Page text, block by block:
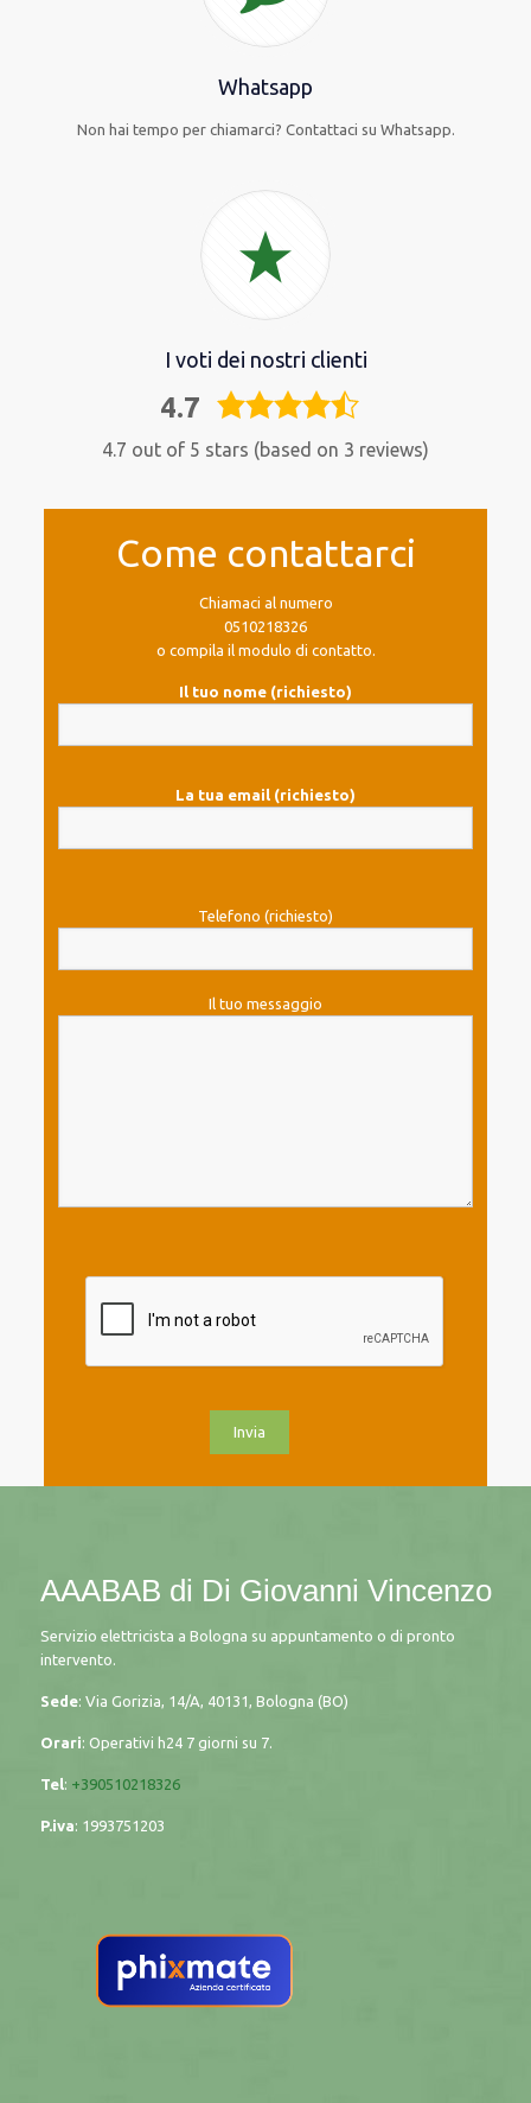
Whatsapp
Non hai tempo per chiamarci? Contattaci su Whatsapp.
I voti dei nostri clienti
4.7
4,7
4.7 out of 5 stars (based on 3 reviews)
Come contattarci
Chiamaci al numero
0510218326
o compila il modulo di contatto.
Il tuo nome (richiesto)
La tua email (richiesto)
Telefono (richiesto)
Il tuo messaggio
AAABAB di Di Giovanni Vincenzo
Servizio elettricista a Bologna su appuntamento o di pronto
intervento.
Sede: Via Gorizia, 14/A, 40131, Bologna (BO)
Orari: Operativi h24 7 giorni su 7.
Tel: +390510218326
P.iva: 1993751203